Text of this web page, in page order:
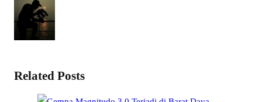
Related Posts